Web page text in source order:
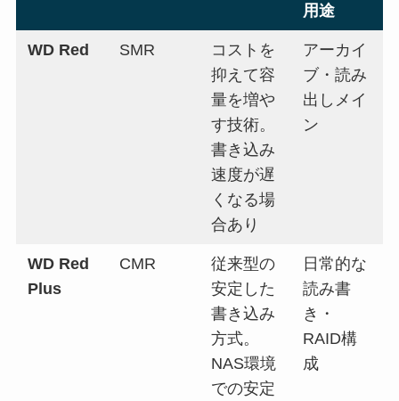
用途
WD Red SMR
コストを
抑えて容
量を増や
す技術。
書き込み
速度が遅
くなる場
合あり
アーカイ
ブ・読み
出しメイ
ン
WD Red
Plus
CMR
従来型の
安定した
書き込み
方式。
NAS環境
での安定
日常的な
読み書
き・
RAID構
成